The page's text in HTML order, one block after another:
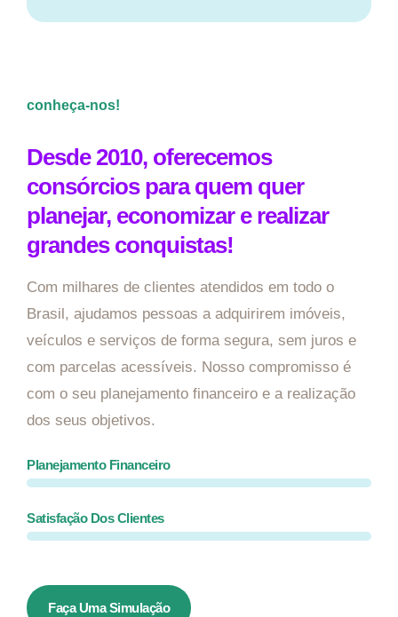
conheça-nos!
Desde 2010, oferecemos
consórcios para quem quer
planejar, economizar e realizar
grandes conquistas!
Com milhares de clientes atendidos em todo o
Brasil, ajudamos pessoas a adquirirem imóveis,
veículos e serviços de forma segura, sem juros e
com parcelas acessíveis. Nosso compromisso é
com o seu planejamento financeiro e a realização
dos seus objetivos.
Planejamento Financeiro
Satisfação Dos Clientes
Faça Uma Simulação